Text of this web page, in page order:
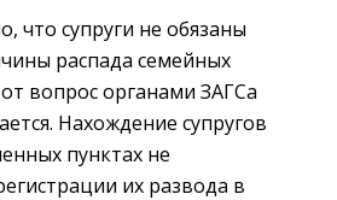
что супруги не обязаны
распада семейных
вопрос органами ЗАГСа
Нахождение супругов
пунктах не
их развода в